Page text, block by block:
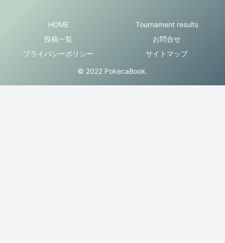
HOME
Tournament results
投稿一覧
お問合せ
プライバシーポリシー
サイトマップ
© 2022 PokecaBook.